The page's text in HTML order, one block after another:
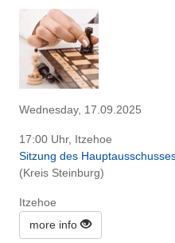
Wednesday, 17.09.2025
17:00 Uhr, Itzehoe
Sitzung des
(Kreis Steinburg)
Itzehoe
more info